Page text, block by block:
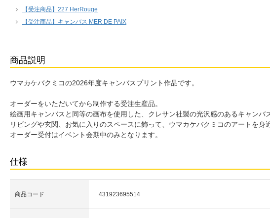
【受注商品】227 HerRouge
【受注商品】キャンバス MER DE PAIX
商品説明
ウマカケバクミコの2026年度キャンバスプリント作品です。
オーダーをいただいてから制作する受注生産品。
絵画用キャンバスと同等の画布を使用した、クレサン社製の光沢感のあるキャンバ
リビングや玄関、お気に入りのスペースに飾って、ウマカケバクミコのアートを身
オーダー受付はイベント会期中のみとなります。
仕様
商品コード 431923695514